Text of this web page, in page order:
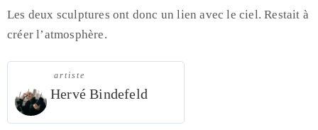
Les deux sculptures ont donc un lien avec le ciel.Restait à
créer l’atmosphère.
artiste
Hervé Bindefeld